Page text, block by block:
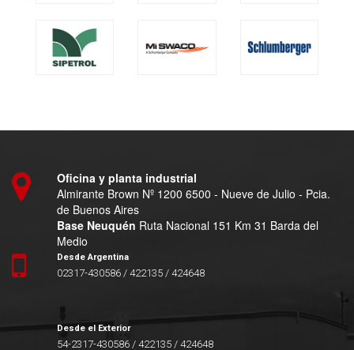
Oficina y planta industrial
Almirante Brown Nº 1200 6500 - Nueve de Julio - Pcia.
de Buenos Aires
Base Neuquén Ruta Nacional 151 Km 31 Barda del
Medio
Desde Argentina
02317-430586 / 422135 / 424648
Desde el Exterior
54-2317-430586 / 422135 / 424648